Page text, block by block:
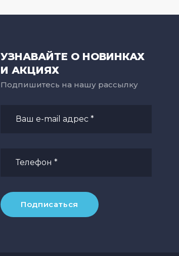
УЗНАВАЙТЕ О НОВИНКАХ
И АКЦИЯХ
Подпишитесь на нашу рассылку
Подписаться